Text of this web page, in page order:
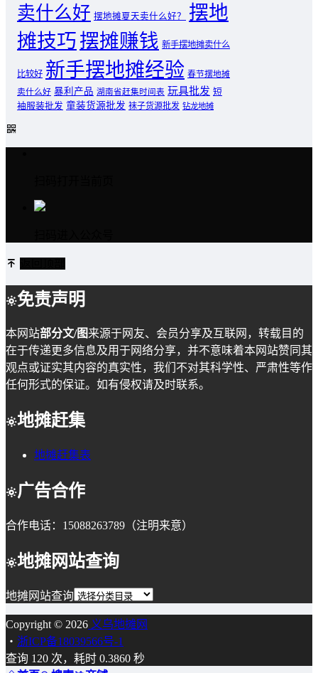
卖什么好 摆地摊夏天卖什么好？
摆地
摊技巧摆摊赚钱 新手摆地摊卖什么
比较好 新手摆地摊经验 春节摆地摊
卖什么好 暴利产品 湖南省赶集时间表 玩具批发 短
袖服装批发 童装货源批发 袜子货源批发 钻龙地摊
免责声明
本网站部分文/图来源于网友、会员分享及互联网，转载目的
在于传递更多信息及用于网络分享，并不意味着本网站赞同其
观点或证实其内容的真实性，我们不对其科学性、严肃性等作
任何形式的保证。如有侵权请及时联系。
地摊赶集
地摊赶集表
广告合作
合作电话：15088263789（注明来意）
地摊网站查询
地摊网站查询
Copyright © 2026 义乌地摊网
・ 浙ICP备18039566号-1
查询 120 次，耗时 0.3860 秒